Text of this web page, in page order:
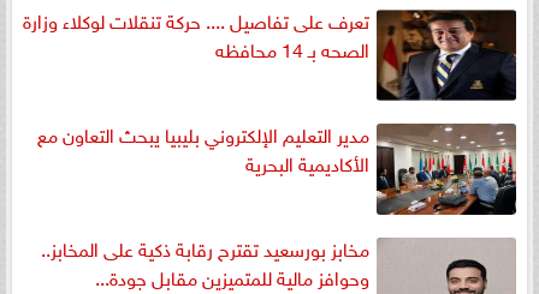
تعرف على تفاصيل .... حركة تنقلات لوكلاء وزارة
الصحه بـ 14 محافظه
مدير التعليم الإلكتروني بليبيا يبحث التعاون مع
الأكاديمية البحرية
مخابز بورسعيد تقترح رقابة ذكية على المخابز..
وحوافز مالية للمتميزين مقابل جودة...